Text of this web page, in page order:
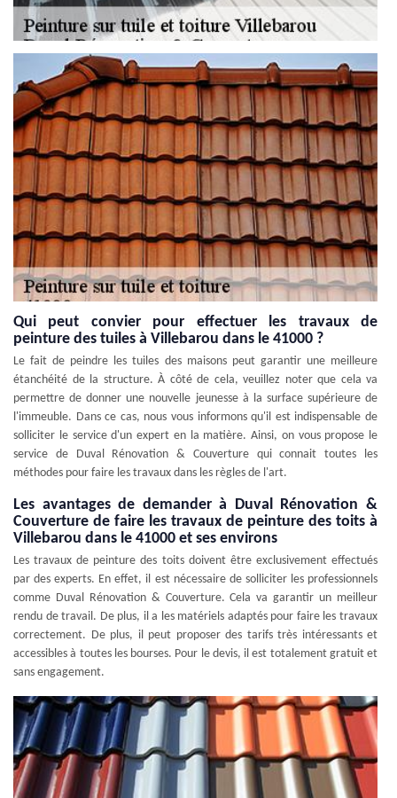
Qui peut convier pour effectuer les travaux de
peinture des tuiles à Villebarou dans le 41000 ?
Le fait de peindre les tuiles des maisons peut garantir une meilleure
étanchéité de la structure. À côté de cela, veuillez noter que cela va
permettre de donner une nouvelle jeunesse à la surface supérieure de
l'immeuble. Dans ce cas, nous vous informons qu'il est indispensable de
solliciter le service d'un expert en la matière. Ainsi, on vous propose le
service de Duval Rénovation & Couverture qui connait toutes les
méthodes pour faire les travaux dans les règles de l'art.
Les avantages de demander à Duval Rénovation &
Couverture de faire les travaux de peinture des toits à
Villebarou dans le 41000 et ses environs
Les travaux de peinture des toits doivent être exclusivement effectués
par des experts. En effet, il est nécessaire de solliciter les professionnels
comme Duval Rénovation & Couverture. Cela va garantir un meilleur
rendu de travail. De plus, il a les matériels adaptés pour faire les travaux
correctement. De plus, il peut proposer des tarifs très intéressants et
accessibles à toutes les bourses. Pour le devis, il est totalement gratuit et
sans engagement.